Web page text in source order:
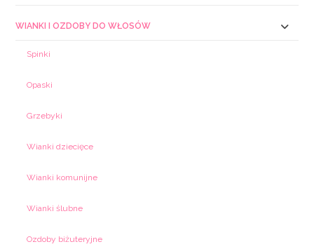
WIANKI I OZDOBY DO WŁOSÓW
Spinki
Opaski
Grzebyki
Wianki dziecięce
Wianki komunijne
Wianki ślubne
Ozdoby biżuteryjne